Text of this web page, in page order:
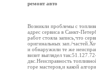
ремонт авто
Возникли проблемы с
адрес сервиса в Санкт-
работ стояла запись,что
оригинальных зап./
и обнаружили те же
визит выглядел
двс.Неисправность
горе мастеров,и какой